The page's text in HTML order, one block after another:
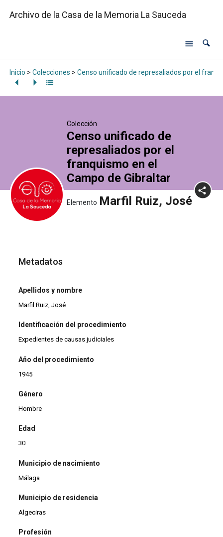
Archivo de la Casa de la Memoria La Sauceda
Inicio > Colecciones > Censo unificado de represaliados por el
Colección
Censo unificado de
represaliados por el
franquismo en el
Campo de Gibraltar
Elemento Marfil Ruiz, José
Metadatos
Apellidos y nombre
Marfil Ruiz, José
Identificación del procedimiento
Expedientes de causas judiciales
Año del procedimiento
1945
Género
Hombre
Edad
30
Municipio de nacimiento
Málaga
Municipio de residencia
Algeciras
Profesión